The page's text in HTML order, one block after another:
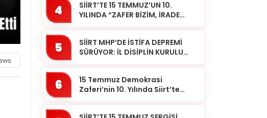
TUTUKLAND...
4
SİİRT’TE 15 TEMMUZ’UN 10.
YILINDA “ZAFER BİZİM, İRADE
5
SİİRT MHP’DE İSTİFA DEPREMİ
SÜRÜYOR: İL DİSİPLİN KURULU
6
15 Temmuz Demokrasi
Zaferi’nin 10. Yılında Siirt’te